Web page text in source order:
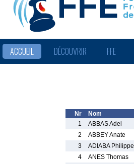
ACCUEIL DÉCOUVRIR FFE
Nr Nom
1
ABBAS Adel
2
ABBEY Anate
3
ADIABA Philippe
4
ANES Thomas